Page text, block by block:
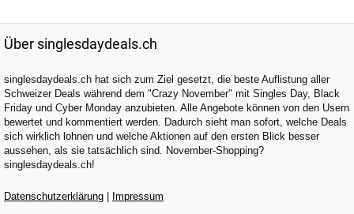
Über singlesdaydeals.ch
singlesdaydeals.ch hat sich zum Ziel gesetzt, die beste Auflistung aller
Schweizer Deals während dem "Crazy November" mit Singles Day, Black
Friday und Cyber Monday anzubieten. Alle Angebote können von den Usern
bewertet und kommentiert werden. Dadurch sieht man sofort, welche Deals
sich wirklich lohnen und welche Aktionen auf den ersten Blick besser
aussehen, als sie tatsächlich sind. November-Shopping?
singlesdaydeals.ch!
Datenschutzerklärung Impressum